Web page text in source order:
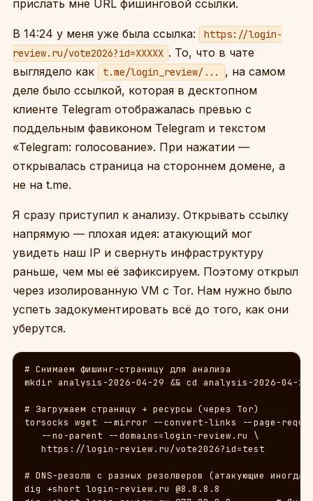
прислать мне URL фишинговой ссылки.
В 14:24 у меня уже была ссылка:
https://login-
review.ru/vote2026?id=XXXXX . То, что в чате
выглядело как
t.me/login_review/...
, на самом
деле было ссылкой, которая в десктопном
клиенте Telegram отображалась превью с
поддельным фавиконом Telegram и текстом
«Telegram: голосование». При нажатии —
открывалась страница на стороннем домене, а
не на t.me.
Я сразу приступил к анализу. Открывать ссылку
напрямую — плохая идея: атакующий мог
увидеть наш IP и свернуть инфраструктуру
раньше, чем мы её зафиксируем. Поэтому открыл
через изолированную VM с Tor. Нам нужно было
успеть задокументировать всё до того, как они
уберутся.
# Снимаем фишинг-страницу для анализа
mkdir analysis-2026-04-29 && cd analysis-2026-04-29
# Загружаем страницу + ресурсы (через Tor)
torsocks wget --mirror --convert-links --page-
   --no-parent --domains=login-review.ru \
   https://login-review.ru/vote2026?id=test
# DNS-резолв с разных резолверов (атакующие иногда
dig +short login-review.ru @8.8.8.8